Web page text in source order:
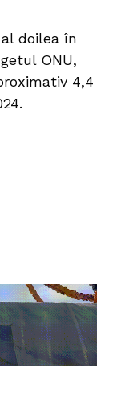
doilea în
ONU,
4,4